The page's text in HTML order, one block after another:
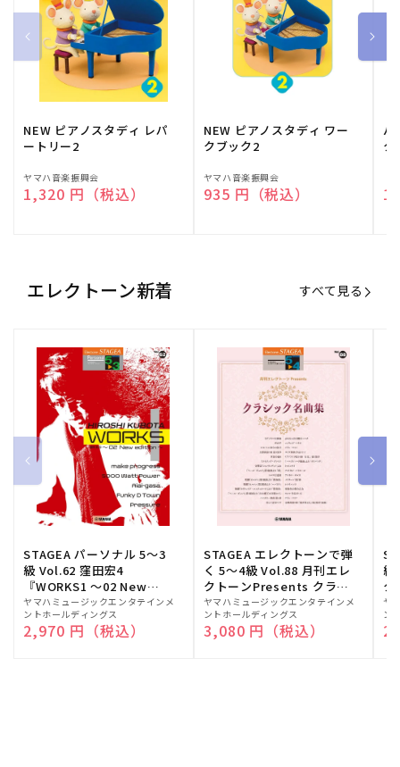
NEW ピアノスタディ レパ
ートリー2
販
売
ヤマハ音楽振興会
通常価格
1,320 円（税込）
NEW ピアノスタディ ワー
クブック2
販
売
ヤマハ音楽振興会
通常価格
935 円（税込）
バ
ク
売
エレクトーン新着 すべて見る
STAGEA パーソナル 5～3
級 Vol.62 窪田宏4
『WORKS1 ～02 New
edition～』
販
売
元:
ヤマハミュージックエンタテインメ
ントホールディングス
通常価格
2,970 円（税込）
STAGEA エレクトーンで弾
く 5～4級 Vol.88 月刊エレ
クトーンPresents クラシ
ック名曲集
販
売
元:
ヤマハミュージックエンタテインメ
ントホールディングス
通常価格
3,080 円（税込）
級
ク
販
売
元:
ヤ
ン